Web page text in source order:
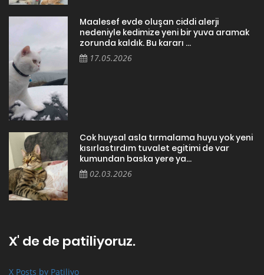
Maalesef evde oluşan ciddi alerji
nedeniyle kedimize yeni bir yuva aramak
zorunda kaldık. Bu kararı ...
17.05.2026
Cok huysal asla tırmalama huyu yok yeni
kısırlastırdım tuvalet egitimi de var
kumundan baska yere ya...
02.03.2026
X' de de patiliyoruz.
X Posts by Patiliyo